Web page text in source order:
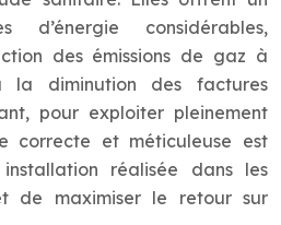
d’énergie considérables,
des émissions de gaz à
diminution des factures
pour exploiter pleinement
correcte et méticuleuse est
réalisée dans les
de maximiser le retour sur